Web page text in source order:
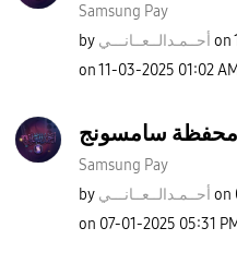
Samsung Pay
by
أحــمـدالــعــانـــي on
on‎11-03-2025 01:02 AM
سامسونج
Samsung Pay
by
أحــمـدالــعــانـــي on
on ‎07-01-2025 05:31